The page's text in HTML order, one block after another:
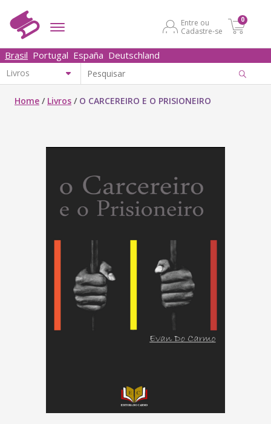
Entre ou
Cadastre-se
0
Brasil Portugal España Deutschland
Home / Livros / O CARCEREIRO E O PRISIONEIRO